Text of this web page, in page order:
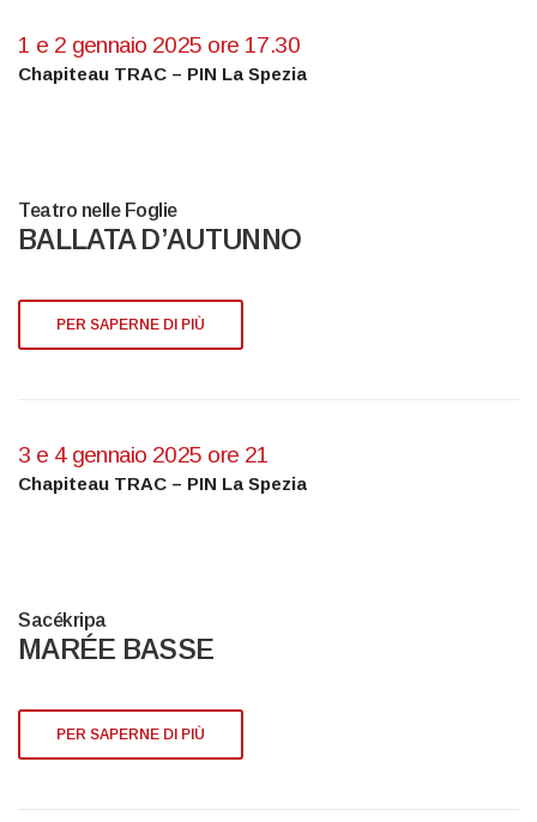
1 e 2 gennaio 2025 ore 17.30
Chapiteau TRAC – PIN La Spezia
Teatro nelle Foglie
BALLATA D’AUTUNNO
PER SAPERNE DI PIÙ
3 e 4 gennaio 2025 ore 21
Chapiteau TRAC – PIN La Spezia
Sacékripa
MARÉE BASSE
PER SAPERNE DI PIÙ